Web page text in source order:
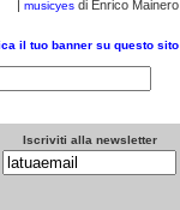
| musicyes di Enrico Mainero
il tuo banner su questo sito
Iscriviti alla newsletter